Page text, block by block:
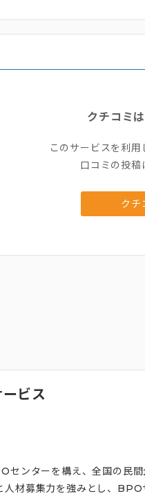
クチコミ
このサービスを利
口コミの投稿
クチ
ビス
センターを構え、全国の民
材募集力を強みとし、